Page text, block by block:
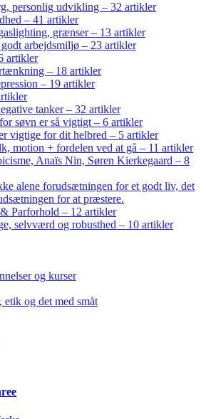
personlig udvikling – 32 artikler
– 41 artikler
grænser – 13 artikler
arbejdsmiljø – 23 artikler
artikler
– 18 artikler
– 19 artikler
tanker – 32 artikler
søvn er så vigtigt – 6 artikler
vigtige for dit helbred – 5 artikler
motion + fordelen ved at gå – 11 artikler
Anaïs Nin, Søren Kierkegaard – 8
alene forudsætningen for et godt liv, det
for at præstere.
Parforhold – 12 artikler
selvværd og robusthed – 10 artikler
og kurser
etik og det med småt